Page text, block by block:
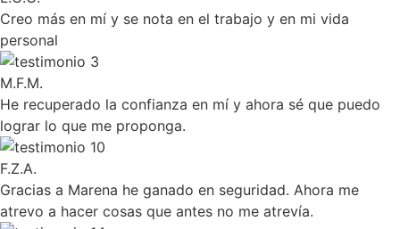
Creo más en mí y se nota en el trabajo y en mi vida
personal
M.F.M.
He recuperado la confianza en mí y ahora sé que puedo
lograr lo que me proponga.
F.Z.A.
Gracias a Marena he ganado en seguridad. Ahora me
atrevo a hacer cosas que antes no me atrevía.